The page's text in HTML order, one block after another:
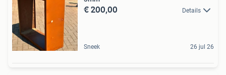
€ 200,00 Details
Sneek 26 jul 26